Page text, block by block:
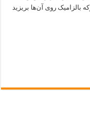
بالزامیک روی آن‌ها بریزید